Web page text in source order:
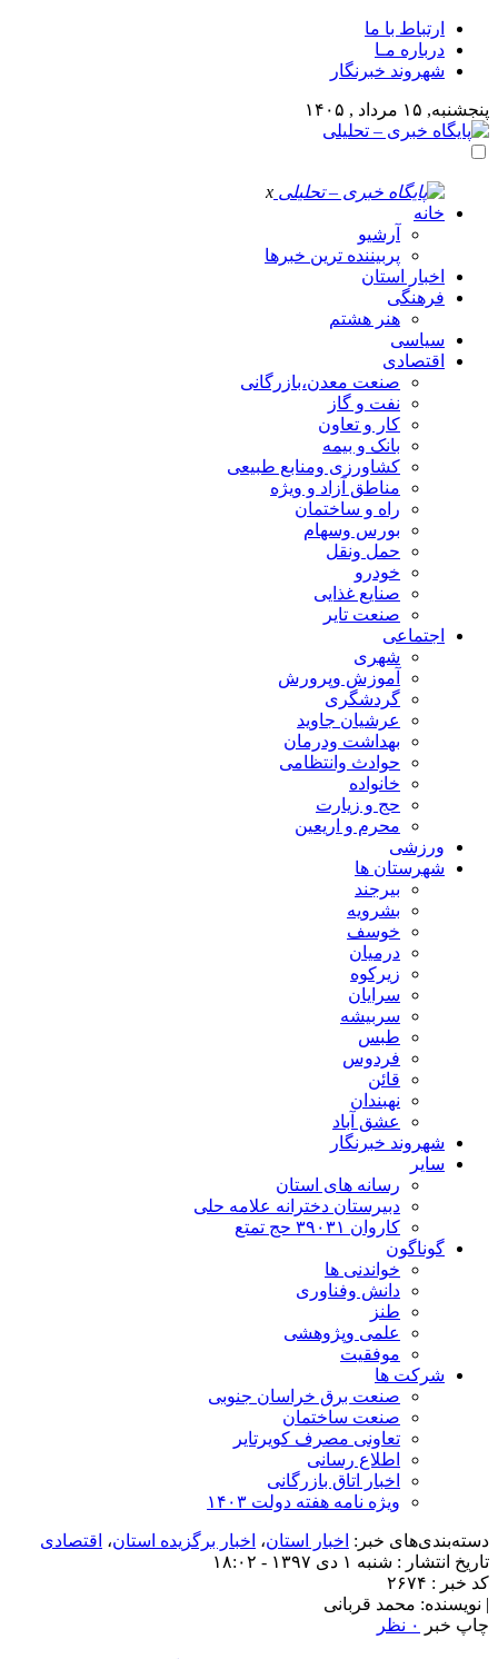
ارتباط با ما
درباره مـا
شهروند خبرنگار
پنجشنبه, ۱۵ مرداد , ۱۴۰۵
x
خانه
آرشیو
پربیننده ترین خبرها
اخبار استان
فرهنگی
هنر هشتم
سیاسی
اقتصادی
صنعت معدن،بازرگانی
نفت و گاز
کار و تعاون
بانک و بیمه
کشاورزی ومنابع طبیعی
مناطق آزاد و ویژه
راه و ساختمان
بورس وسهام
حمل ونقل
خودرو
صنایع غذایی
صنعت تایر
اجتماعی
شهری
آموزش وپرورش
گردشگری
عرشیان جاوید
بهداشت ودرمان
حوادث وانتظامی
خانواده
حج و زیارت
محرم و اریعین
ورزشی
شهرستان ها
بیرجند
بشرویه
خوسف
درمیان
زیرکوه
سرایان
سربیشه
طبس
فردوس
قائن
نهبندان
عشق آباد
شهروند خبرنگار
سایر
رسانه های استان
دبیرستان دخترانه علامه حلی
کاروان ۳۹۰۳۱ حج تمتع
گوناگون
خواندنی ها
دانش وفناوری
طنز
علمی وپژوهشی
موفقیت
شرکت ها
صنعت برق خراسان جنوبی
صنعت ساختمان
تعاونی مصرف کویرتایر
اطلاع رسانی
اخبار اتاق بازرگانی
ویژه نامه هفته دولت ۱۴۰۳
دسته‌بندی‌های خبر: اخبار استان، اخبار برگزیده استان، اقتصادی
تاریخ انتشار : شنبه ۱ دی ۱۳۹۷ - ۱۸:۰۲
کد خبر : ۲۶۷۴
| نویسنده: محمد قربانی
چاپ خبر
۰ نظر